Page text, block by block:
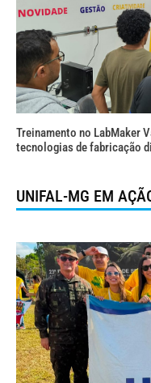
Treinamento no LabMaker
tecnologias de fabricação
UNIFAL-MG EM